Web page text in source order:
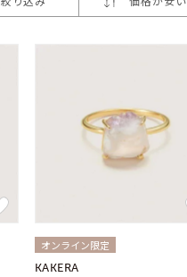
オンライン限定
KAKERA